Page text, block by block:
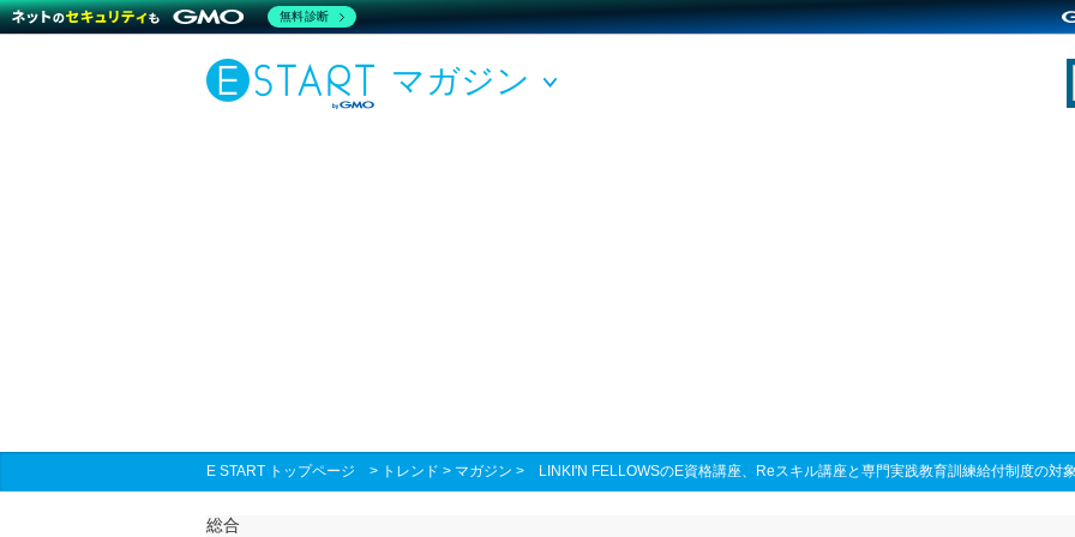
マガジン
E START トップページ > トレンド > マガジン > LINKI'N FELLOWSのE資格講座、Reスキル講座と専門実践教育訓練給付制度の対
総合
無料診断